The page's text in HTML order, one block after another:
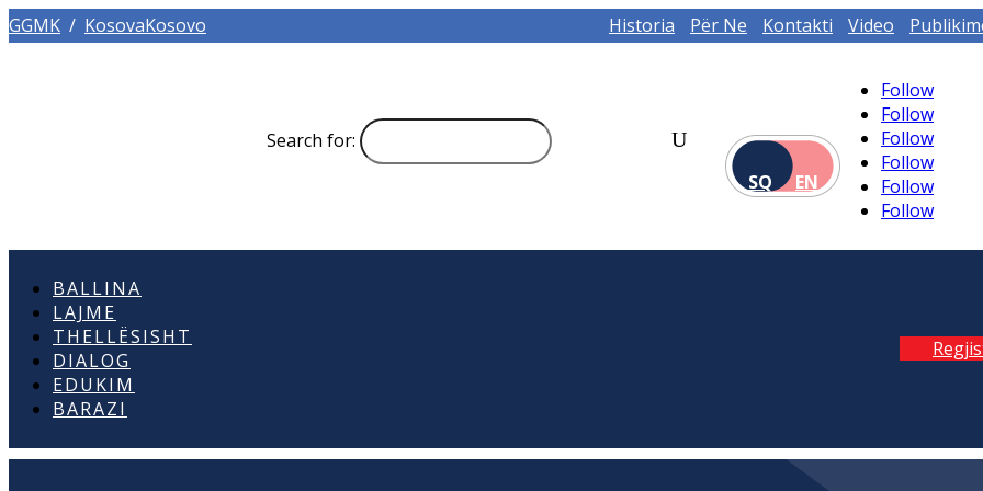
GGMK / KosovaKosovo Historia Për Ne Kontakti Video
Search for:
SQ
EN
Follow
Follow
Follow
Follow
Follow
Follow
BALLINA
LAJME
THELLËSISHT
DIALOG
EDUKIM
BARAZI